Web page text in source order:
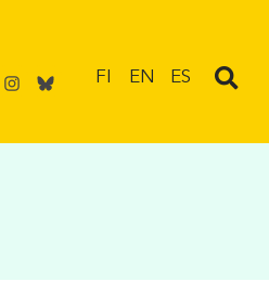
Instagram
Bluesky
FI EN ES